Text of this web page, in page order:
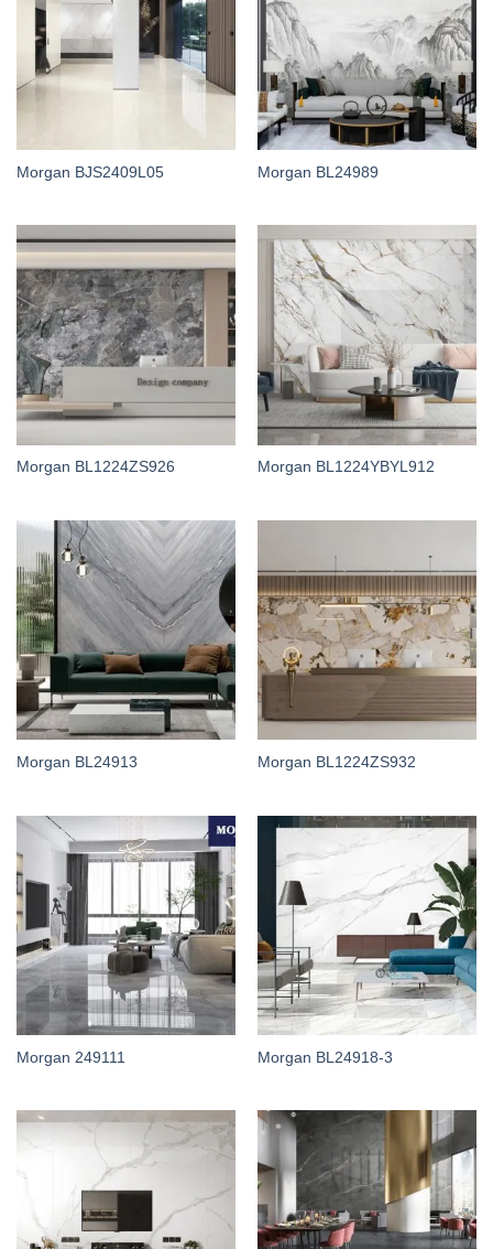
Morgan BJS2409L05 Morgan BL24989
Morgan BL1224ZS926 Morgan BL1224YBYL912
Morgan BL24913 Morgan BL1224ZS932
Morgan 249111 Morgan BL24918-3